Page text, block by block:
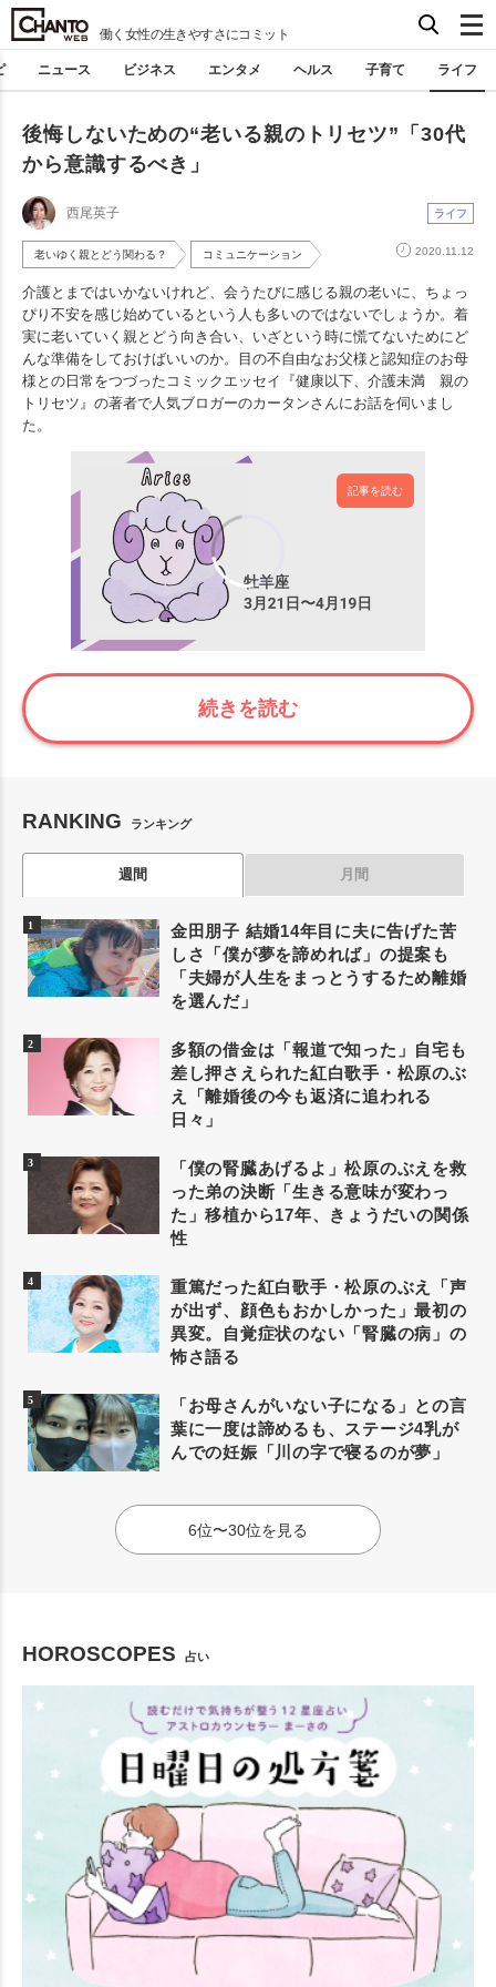
働く女性の生きやすさにコミット
ニュース ビジネス エンタメ ヘルス 子育て ライフ
後悔しないための“老いる親のトリセツ”「30代
から意識するべき」
西尾英子 ライフ
老いゆく親とどう関わる？ コミュニケーション 2020.11.12
介護とまではいかないけれど、会うたびに感じる親の老いに、ちょっ
ぴり不安を感じ始めているという人も多いのではないでしょうか。着
実に老いていく親とどう向き合い、いざという時に慌てないためにど
んな準備をしておけばいいのか。目の不自由なお父様と認知症のお母
様との日常をつづったコミックエッセイ『健康以下、介護未満 親の
トリセツ』の著者で人気ブロガーのカータンさんにお話を伺いまし
た。
記事を読む
続きを読む
RANKING ランキング
週間 月間
金田朋子 結婚14年目に夫に告げた苦
しさ「僕が夢を諦めれば」の提案も
「夫婦が人生をまっとうするため離婚
を選んだ」
多額の借金は「報道で知った」自宅も
差し押さえられた紅白歌手・松原のぶ
え「離婚後の今も返済に追われる
日々」
「僕の腎臓あげるよ」松原のぶえを救
った弟の決断「生きる意味が変わっ
た」移植から17年、きょうだいの関係
性
重篤だった紅白歌手・松原のぶえ「声
が出ず、顔色もおかしかった」最初の
異変。自覚症状のない「腎臓の病」の
怖さ語る
「お母さんがいない子になる」との言
葉に一度は諦めるも、ステージ4乳が
んでの妊娠「川の字で寝るのが夢」
6位〜30位を見る
HOROSCOPES 占い